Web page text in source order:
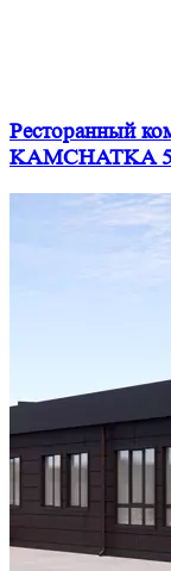
Ресторанный
KAMCHATKA